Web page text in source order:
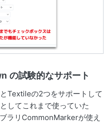
の試験的なサポート
Textileの2つをサポートして
してこれまで使っていた
ラリCommonMarkerが使え